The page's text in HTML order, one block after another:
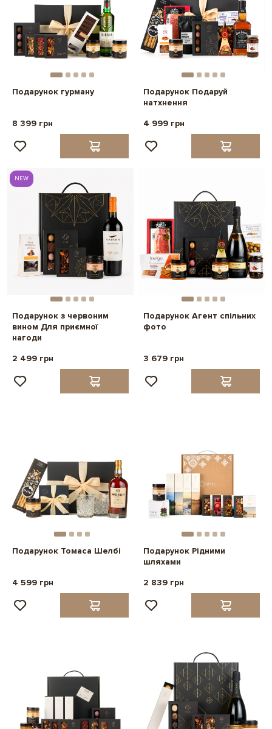
Подарунок гурману
8 399 грн
Подарунок Подаруй
натхнення
4 999 грн
NEW
Подарунок з червоним
вином Для приємної
нагоди
2 499 грн
Подарунок Агент спільних
фото
3 679 грн
Подарунок Томаса Шелбі
4 599 грн
Подарунок Рідними
шляхами
2 839 грн